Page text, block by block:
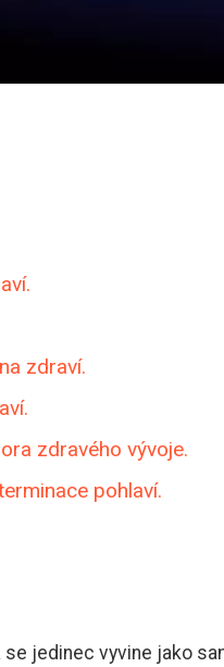
zdraví.
zdravého vývoje.
pohlaví.
jedinec vyvine jako